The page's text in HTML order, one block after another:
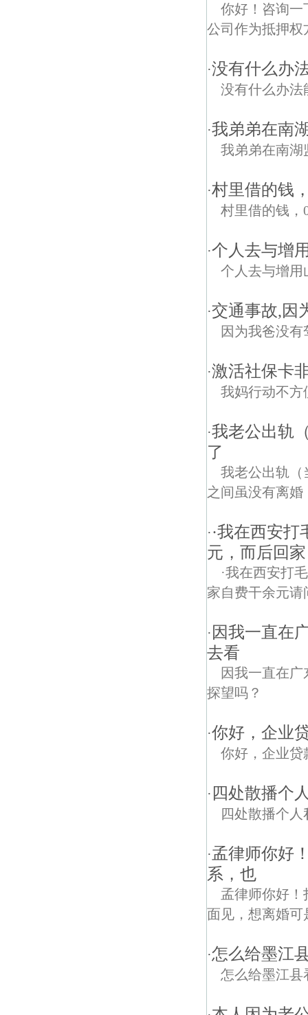
你好！咨询一
公司作为抵押权
·没有什么办
没有什么办法
·我弟弟在南
我弟弟在南湖
·村里借的钱
村里借的钱，
·个人去与增
个人去与增用
·交通事故,因
因为我爸没
·激活社保卡
我妈行动不方
·我老公出轨
了
我老公出轨（
之间虽没有离
··我在西安
元，而后回
·我在西安打
家自费干余元
· 因我一直在
去看
因我一直在
探望吗？
·你好，企业
你好，企业贷
· 四处散播个
四处散播个
·孟律师你好
系，也
孟律师你好
面见，想离婚可
·怎么给墨江
怎么给墨江县